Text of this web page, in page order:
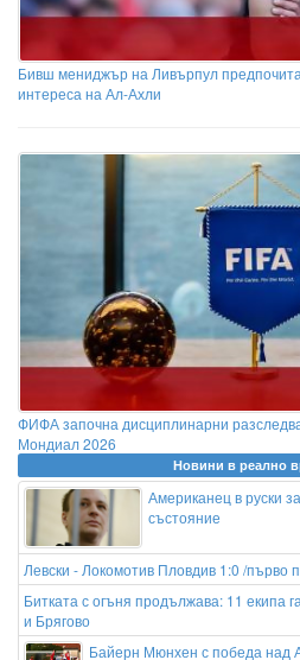
Бивш мениджър на Ливърпул
интереса на Ал-Ахли
ФИФА започна дисциплинарни
Мондиал 2026
Новини в реално
Американец в руски
състояние
Левски - Локомотив Пловдив 1:0 /първо
Битката с огъня продължава: 11 екипа
и Брягово
Байерн Мюнхен с победа над